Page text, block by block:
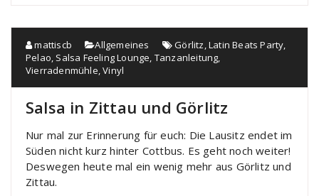
mattiscb Allgemeines Görlitz,Latin Beats Party,
Pelao, Salsa Feeling Lounge, Tanzanleitung,
Vierradenmühle,Vinyl
Salsa in Zittau und Görlitz
Nur mal zur Erinnerung für euch: Die Lausitz endet im
Süden nicht kurz hinter Cottbus. Es geht noch weiter!
Deswegen heute mal ein wenig mehr aus Görlitz und
Zittau.